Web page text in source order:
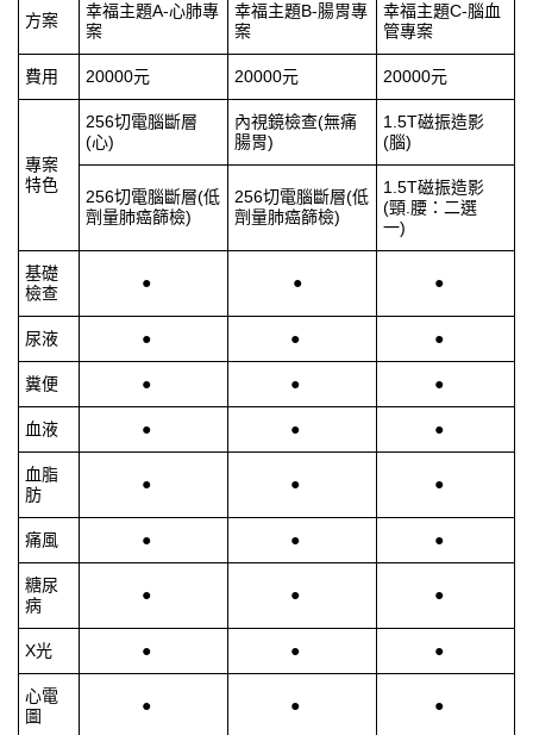
方案 幸福主題A-心肺專
案
幸福主題B-腸胃專
案
幸福主題C-腦血
管專案
費用 20000元 20000元 20000元
專案
特色
256切電腦斷層
(心)
內視鏡檢查(無痛
腸胃)
1.5T磁振造影
(腦)
256切電腦斷層(低
劑量肺癌篩檢)
256切電腦斷層(低
劑量肺癌篩檢)
1.5T磁振造影
(頸.腰：二選
一)
基礎
檢查
● ● ●
尿液 ● ● ●
糞便 ● ● ●
血液 ● ● ●
血脂
肪
● ● ●
痛風 ● ● ●
糖尿
病
● ● ●
X光 ● ● ●
心電
圖
● ● ●